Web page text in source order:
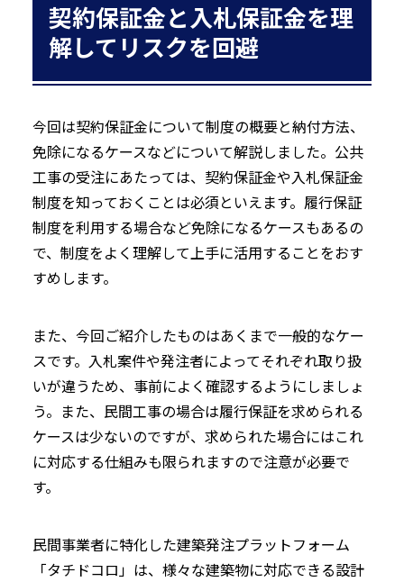
契約保証金と入札保証金を理
解してリスクを回避
今回は契約保証金について制度の概要と納付方法、
免除になるケースなどについて解説しました。公共
工事の受注にあたっては、契約保証金や入札保証金
制度を知っておくことは必須といえます。履行保証
制度を利用する場合など免除になるケースもあるの
で、制度をよく理解して上手に活用することをおす
すめします。
また、今回ご紹介したものはあくまで一般的なケー
スです。入札案件や発注者によってそれぞれ取り扱
いが違うため、事前によく確認するようにしましょ
う。また、民間工事の場合は履行保証を求められる
ケースは少ないのですが、求められた場合にはこれ
に対応する仕組みも限られますので注意が必要で
す。
民間事業者に特化した建築発注プラットフォーム
「タチドコロ」は、様々な建築物に対応できる設計